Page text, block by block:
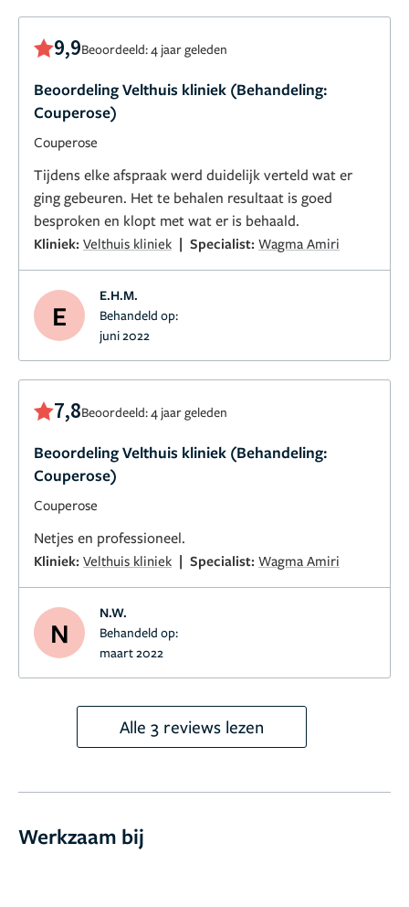
9,9Beoordeeld: 4 jaar geleden
Beoordeling Velthuis kliniek (Behandeling:
Couperose)
Couperose
Tijdens elke afspraak werd duidelijk verteld wat er
ging gebeuren. Het te behalen resultaat is goed
besproken en klopt met wat er is behaald.
Kliniek: Velthuis kliniek | Specialist: Wagma Amiri
E
E.H.M.
Behandeld op:
juni 2022
7,8Beoordeeld: 4 jaar geleden
Beoordeling Velthuis kliniek (Behandeling:
Couperose)
Couperose
Netjes en professioneel.
Kliniek: Velthuis kliniek | Specialist: Wagma Amiri
N
N.W.
Behandeld op:
maart 2022
Alle 3 reviews lezen
Werkzaam bij